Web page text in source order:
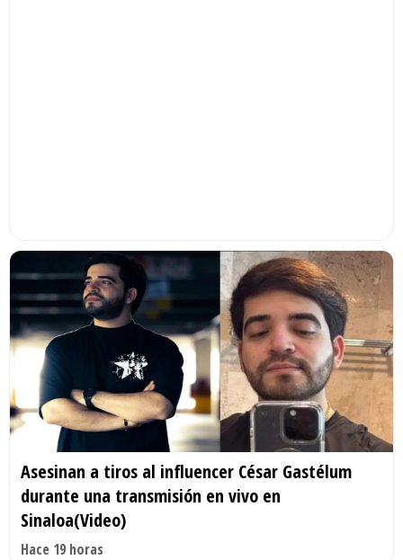
Asesinan a tiros al influencer César Gastélum
durante una transmisión en vivo en
Sinaloa(Video)
Hace 19 horas